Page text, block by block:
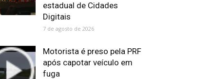
estadual de Cidades
Digitais
7 de agosto de 2026
Motorista é preso pela PRF
após capotar veículo em
fuga